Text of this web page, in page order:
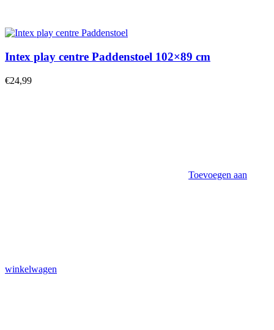
Intex play centre Paddenstoel 102×89 cm
€24,99
Toevoegen aan
winkelwagen